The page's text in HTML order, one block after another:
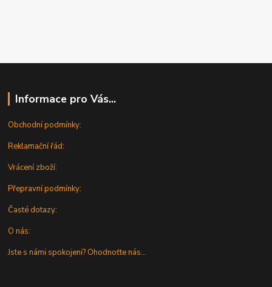
Informace pro Vás...
Obchodní podmínky:
Reklamační řád:
Vrácení zboží:
Přepravní podmínky:
Časté dotazy:
O nás:
Jste s námi spokojeni? Ohodnoťte nás...